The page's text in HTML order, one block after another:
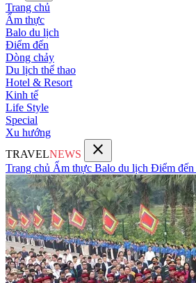
Trang chủ
Ẩm thực
Balo du lịch
Điểm đến
Dòng chảy
Du lịch thể thao
Hotel & Resort
Kinh tế
Life Style
Special
Xu hướng
TRAVELNEWS close
Trang chủ Ẩm thực Balo du lịch Điểm đến